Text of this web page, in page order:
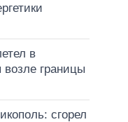
в
границы
сгорел